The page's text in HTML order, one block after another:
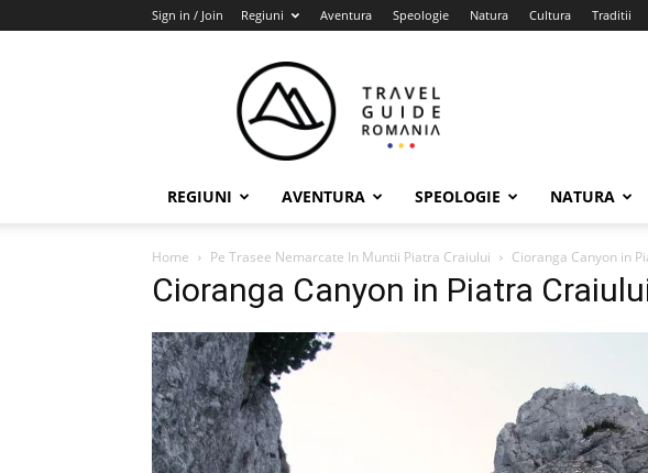
Sign in / Join Regiuni Aventura Speologie Natura Cultura Traditii
Guide
Romania
REGIUNI AVENTURA SPEOLOGIE NATURA
Home Pe Trasee Nemarcate In Muntii Piatra Craiului Cioranga Canyon in
Cioranga Canyon in Piatra